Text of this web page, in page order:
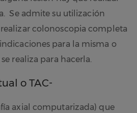
Se admite su utilización
colonoscopia completa
para la misma o
realiza para hacerla.
o TAC-
axial computarizada) que